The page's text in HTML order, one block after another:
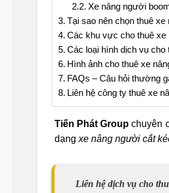
Xe nâng người
Tại sao nên chọn thuê
Các khu vực cho thuê
Các loại hình dịch vụ
Hình ảnh cho thuê xe
FAQs – Câu hỏi thường
Liên hệ công ty thuê xe
Tiến Phát Group chuyên
dạng xe nâng người cắt
Liên hệ dịch vụ cho